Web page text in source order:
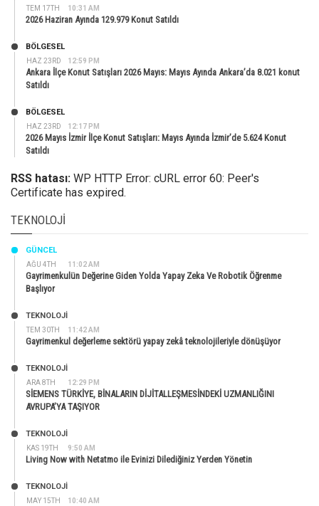
TEM 17TH 10:31 AM
2026 Haziran Ayında 129.979 Konut Satıldı
HAZ 23RD 12:59 PM
BÖLGESEL
Ankara İlçe Konut Satışları 2026 Mayıs: Mayıs Ayında Ankara’da 8.021 konut
Satıldı
HAZ 23RD 12:17 PM
BÖLGESEL
2026 Mayıs İzmir İlçe Konut Satışları: Mayıs Ayında İzmir’de 5.624 Konut
Satıldı
RSS hatası: WP HTTP Error: cURL error 60: Peer's
Certificate has expired.
TEKNOLOJI
AĞU 4TH 11:02 AM
GÜNCEL
Gayrimenkulün Değerine Giden Yolda Yapay Zeka Ve Robotik Öğrenme
Başlıyor
TEM 30TH 11:42 AM
TEKNOLOJİ
Gayrimenkul değerleme sektörü yapay zekâ teknolojileriyle dönüşüyor
ARA 8TH 12:29 PM
TEKNOLOJİ
SİEMENS TÜRKİYE, BİNALARIN DİJİTALLEŞMESİNDEKİ UZMANLIĞINI
AVRUPA’YA TAŞIYOR
KAS 19TH 9:50 AM
TEKNOLOJİ
Living Now with Netatmo ile Evinizi Dilediğiniz Yerden Yönetin
MAY 15TH 10:40 AM
TEKNOLOJİ